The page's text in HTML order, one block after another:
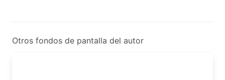
Otros fondos de pantalla del autor